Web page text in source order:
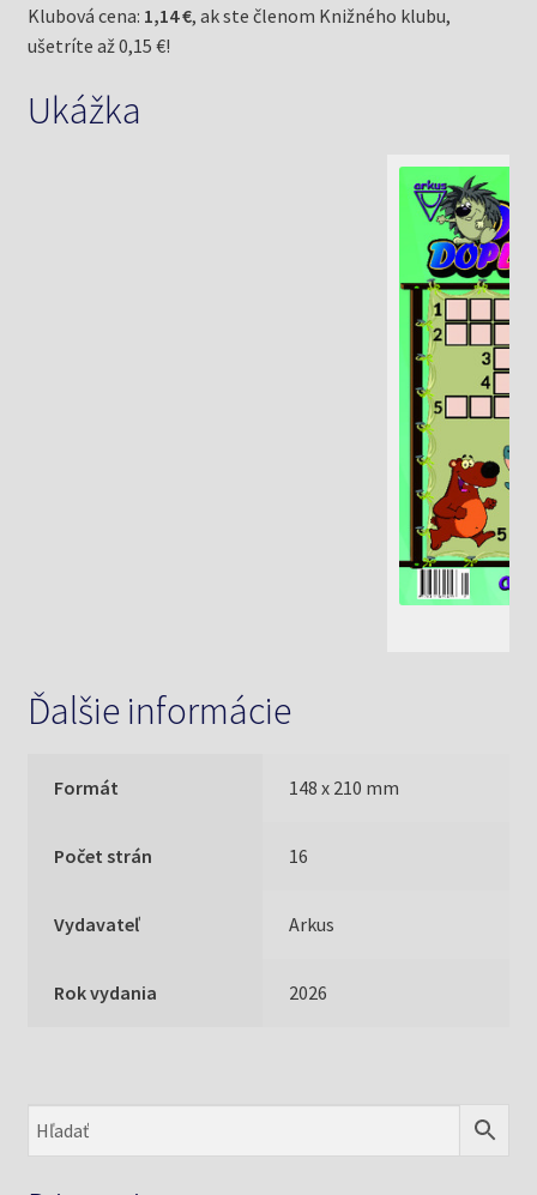
Klubová cena: 1,14 €, ak ste členom Knižného klubu,
ušetríte až 0,15 €!
Ukážka
Ďalšie informácie
Formát 148 x 210 mm
Počet strán 16
Vydavateľ Arkus
Rok vydania 2026